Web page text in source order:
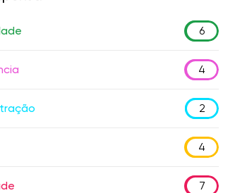
6
4
2
4
7